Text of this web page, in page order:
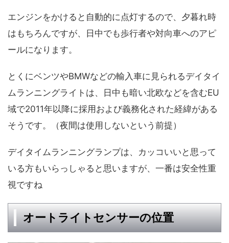
エンジンをかけると自動的に点灯するので、夕暮れ時
はもちろんですが、日中でも歩行者や対向車へのアピ
ールになります。
とくにベンツやBMWなどの輸入車に見られるデイタイ
ムランニングライトは、日中も暗い北欧などを含むEU
域で2011年以降に採用および義務化された経緯がある
そうです。（夜間は使用しないという前提）
デイタイムランニングランプは、カッコいいと思って
いる方もいらっしゃると思いますが、一番は安全性重
視ですね
オートライトセンサーの位置